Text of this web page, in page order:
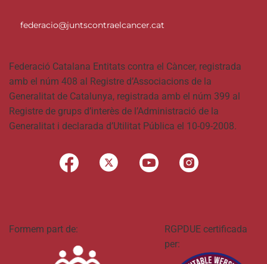
federacio@juntscontraelcancer.cat
Federació Catalana Entitats contra el Càncer, registrada
amb el núm 408 al Registre d’Associacions de la
Generalitat de Catalunya, registrada amb el núm 399 al
Registre de grups d’interès de l’Administració de la
Generalitat i declarada d’Utilitat Pública el 10-09-2008.
Formem part de:
RGPDUE certificada
per: